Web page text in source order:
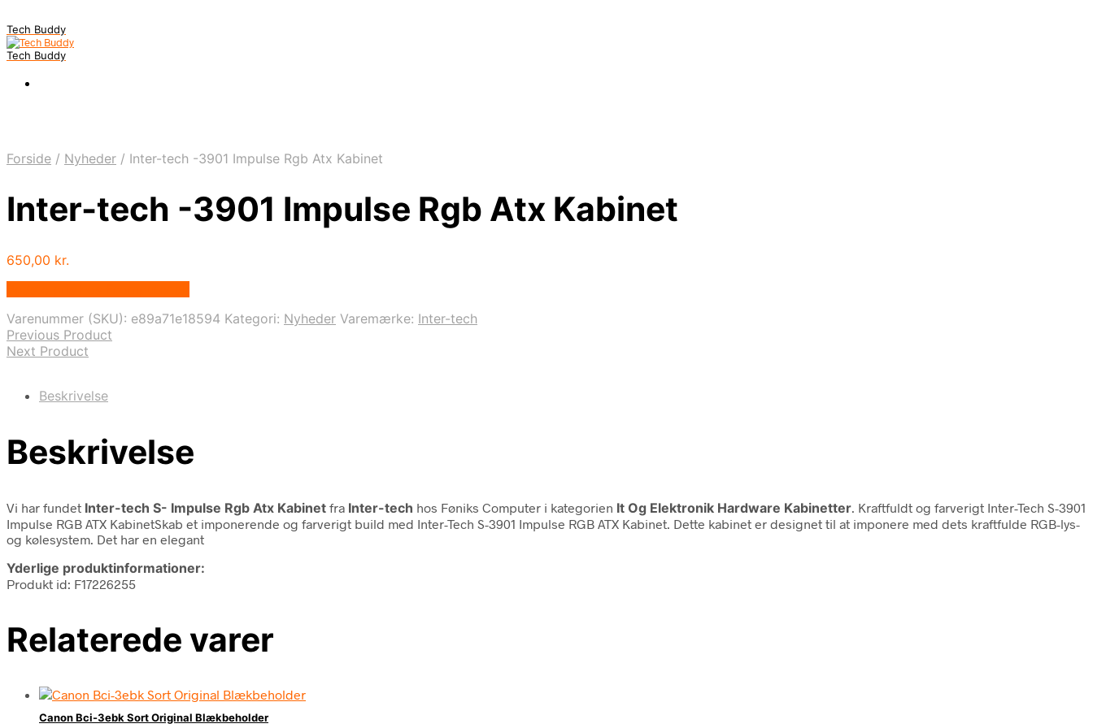
Tech Buddy
Tech Buddy
Forside / Nyheder / Inter-tech -3901 Impulse Rgb Atx Kabinet
Inter-tech -3901 Impulse Rgb Atx Kabinet
650,00 kr.
Varenummer (SKU): e89a71e18594 Kategori: Nyheder Varemærke: Inter-tech
Previous Product
Next Product
Beskrivelse
Beskrivelse
Vi har fundet Inter-tech S- Impulse Rgb Atx Kabinet fra Inter-tech hos Føniks Computer i kategorien It Og Elektronik Hardware Kabinetter . Kraftfuldt og farverigt Inter-Tech S-3901
Impulse RGB ATX KabinetSkab et imponerende og farverigt build med Inter-Tech S-3901 Impulse RGB ATX Kabinet. Dette kabinet er designet til at imponere med dets kraftfulde RGB-lys-
og kølesystem. Det har en elegant
Yderlige produktinformationer:
Produkt id: F17226255
Relaterede varer
Canon Bci-3ebk Sort Original Blækbeholder